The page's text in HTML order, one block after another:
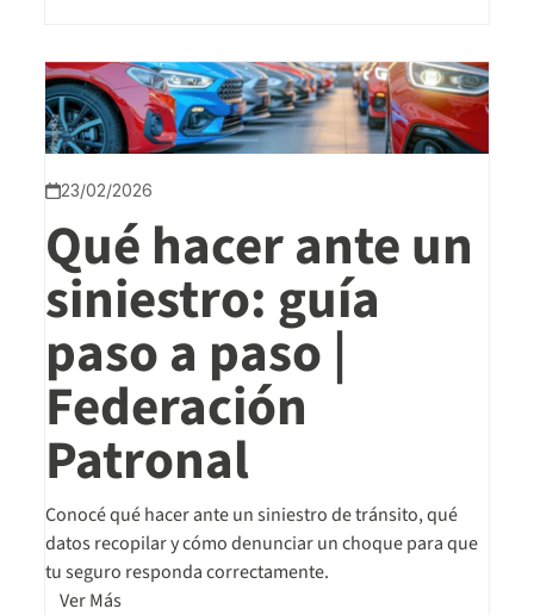
23/02/2026
Qué hacer ante un
siniestro: guía
paso a paso |
Federación
Patronal
Conocé qué hacer ante un siniestro de tránsito, qué
datos recopilar y cómo denunciar un choque para que
tu seguro responda correctamente.
Ver Más